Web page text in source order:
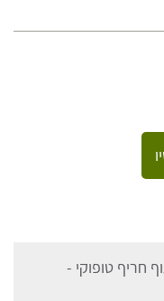
חריף טופוקי -